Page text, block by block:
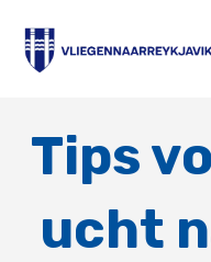
Tips
ucht